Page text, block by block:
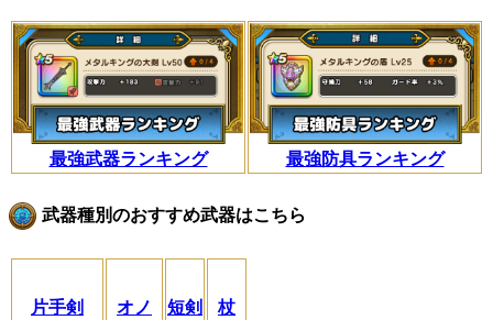
最強武器ランキング 最強防具ランキング
武器種別のおすすめ武器はこちら
片手剣 オノ 短剣 杖